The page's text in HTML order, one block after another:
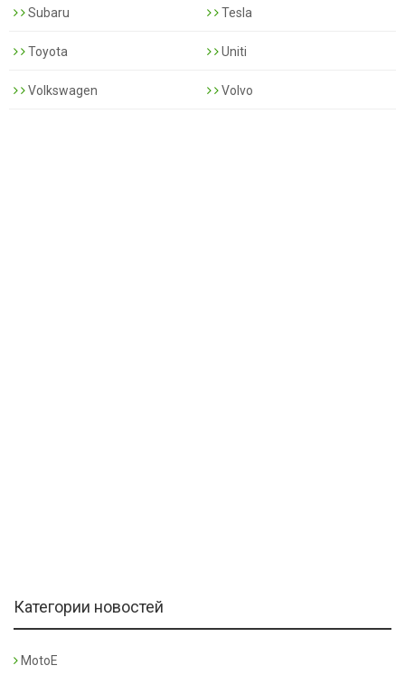
Subaru Tesla
Toyota Uniti
Volkswagen Volvo
Категории новостей
MotoE